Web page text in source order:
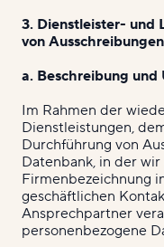
3. Dienstleister- und
von Ausschreibungen
a. Beschreibung und
Im Rahmen der
Dienstleistungen,
Durchführung von
Datenbank, in der wir
Firmenbezeichnung
geschäftlichen
Ansprechpartner
personenbezogene